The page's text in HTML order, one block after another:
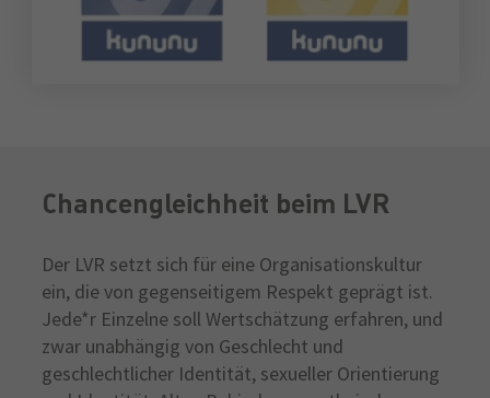
Chancengleichheit beim LVR
Der LVR setzt sich für eine Organisationskultur
ein, die von gegenseitigem Respekt geprägt ist.
Jede*r Einzelne soll Wertschätzung erfahren, und
zwar unabhängig von Geschlecht und
geschlechtlicher Identität, sexueller Orientierung